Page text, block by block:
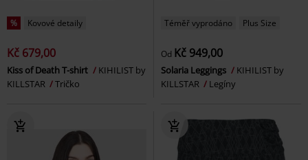
% Kovové detaily
Kč 679,00
Kiss of Death T-shirt
KIHILIST by
KILLSTAR
Tričko
Téměř vyprodáno Plus Size
Od Kč 949,00
Solaria Leggings
KIHILIST by
KILLSTAR
Legíny